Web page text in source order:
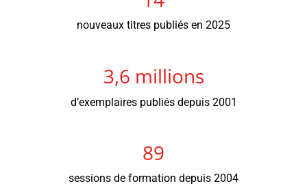
nouveaux titres publiés en 2025
3,6 millions
d’exemplaires publiés depuis 2001
89
sessions de formation depuis 2004